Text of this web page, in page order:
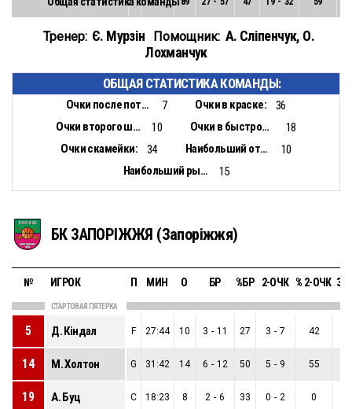
Тренер: Є. Мурзін Помощник: А. Сліпенчук, О.
Лохманчук
ОБЩАЯ СТАТИСТИКА КОМАНДЫ:
Очки после потерь: 7 Очки в краске:
36
Очки второго шанса:
10 Очки в быстром отрыве:
18
Очки скамейки:
34 Наибольший отрыв:
10
Наибольший рывок:
15
БК ЗАПОРІЖЖЯ (Запоріжжя)
№ ИГРОК П МИН О БР %БР 2-ОЧК % 2-ОЧК 3-
СТАРТОВАЯ ПЯТЕРКА
5 Д. Кiндал F 27:44 10 3 - 11 27 3 - 7 42
14 М. Холтон G 31:42 14 6 - 12 50 5 - 9 55
19 А. Буц C 18:23 8 2 - 6 33 0 - 2 0